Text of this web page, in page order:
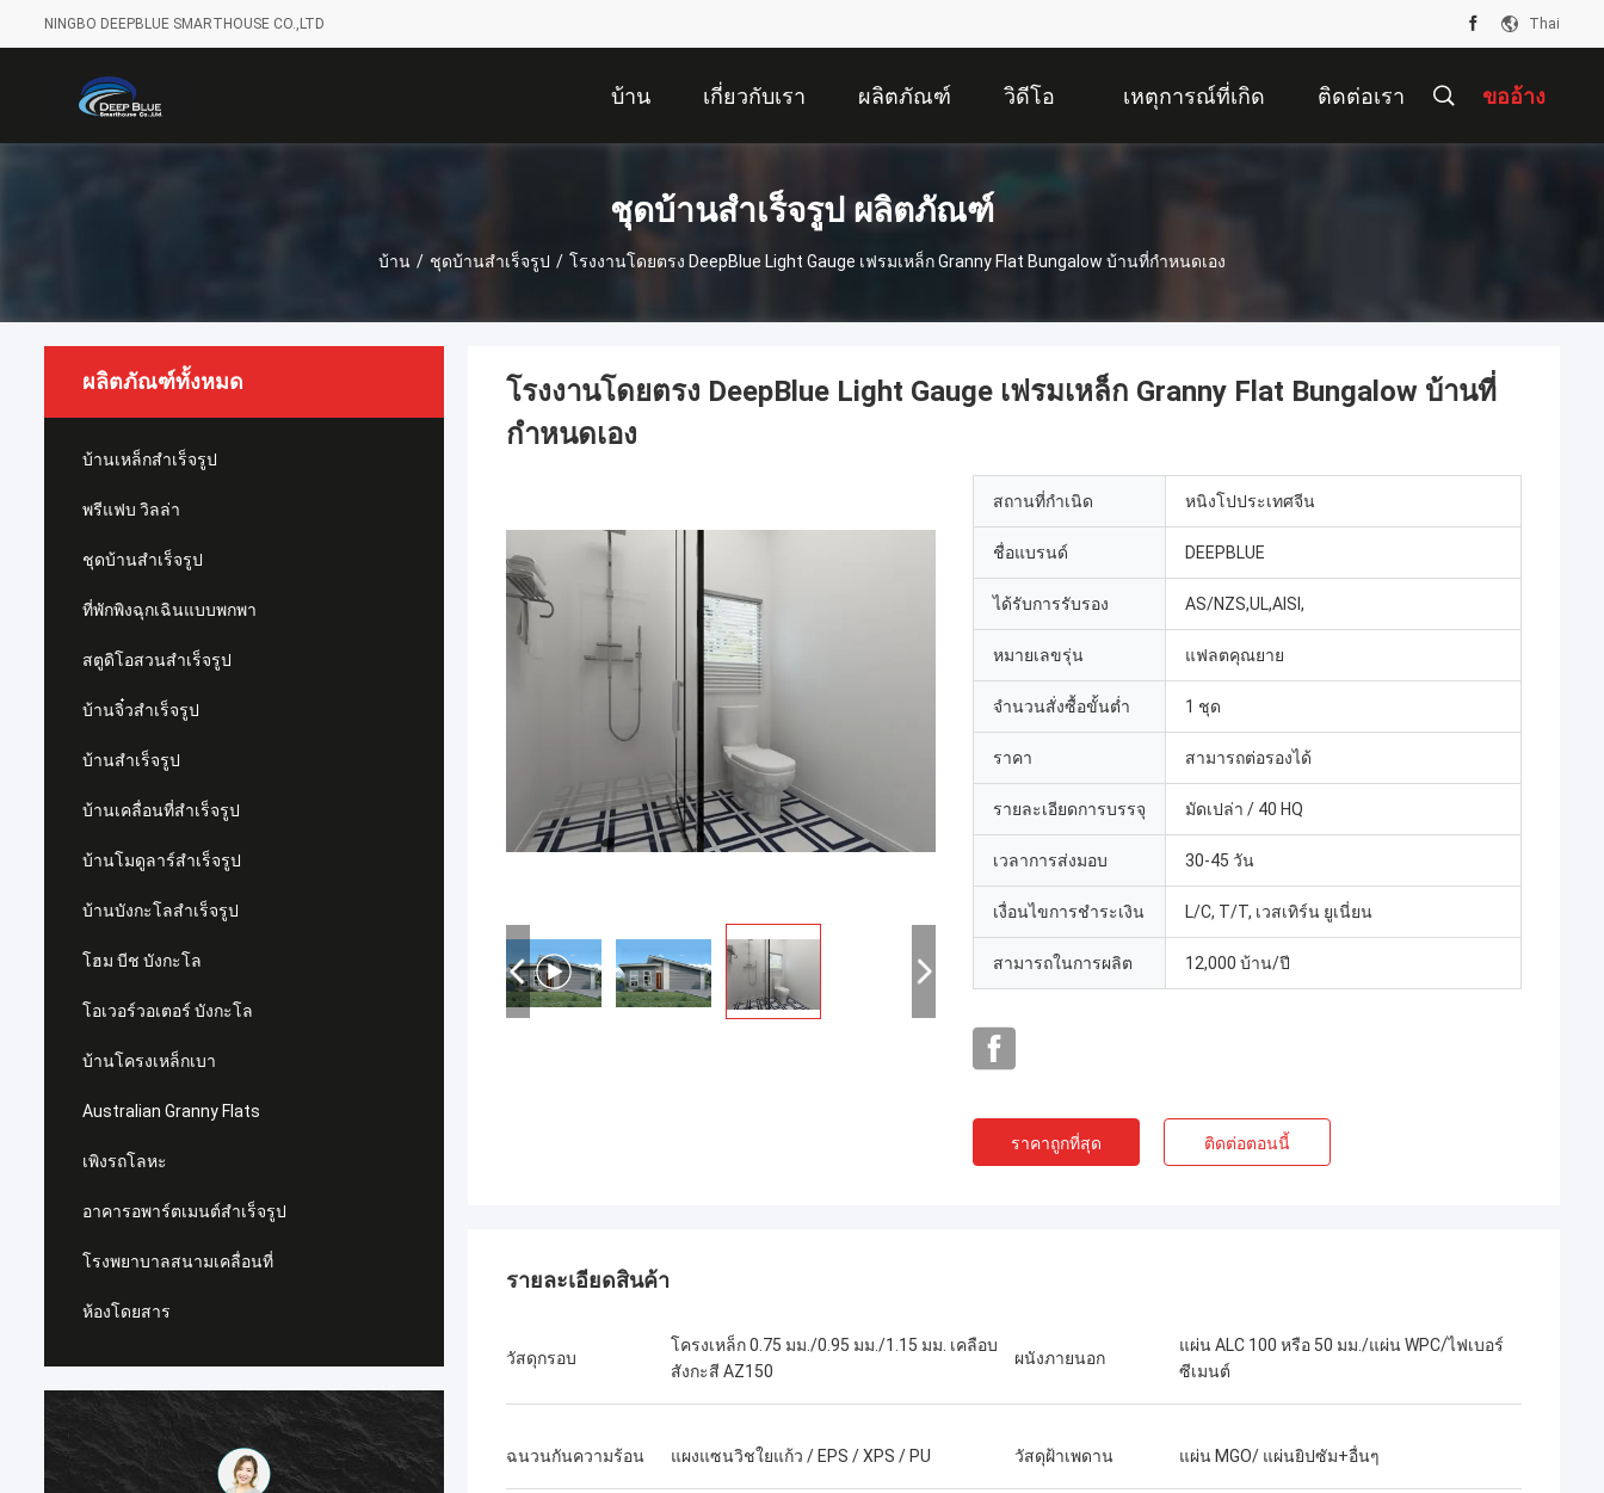
NINGBO DEEPBLUE SMARTHOUSE CO.,LTD Thai
บ้าน เกี่ยวกับเรา ผลิตภัณฑ์ วิดีโอ เหตุการณ์ที่เกิด ติดต่อเรา ขออ้าง
ชุดบ้านสำเร็จรูป ผลิตภัณฑ์
บ้าน / ชุดบ้านสำเร็จรูป / โรงงานโดยตรง DeepBlue Light Gauge เฟรมเหล็ก Granny Flat Bungalow บ้านที่กําหนดเอง
ผลิตภัณฑ์ทั้งหมด
บ้านเหล็กสำเร็จรูป
พรีแฟบ วิลล่า
ชุดบ้านสำเร็จรูป
ที่พักพิงฉุกเฉินแบบพกพา
สตูดิโอสวนสำเร็จรูป
บ้านจิ๋วสำเร็จรูป
บ้านสำเร็จรูป
บ้านเคลื่อนที่สำเร็จรูป
บ้านโมดูลาร์สำเร็จรูป
บ้านบังกะโลสำเร็จรูป
โฮม บีช บังกะโล
โอเวอร์วอเตอร์ บังกะโล
บ้านโครงเหล็กเบา
Australian Granny Flats
เพิงรถโลหะ
อาคารอพาร์ตเมนต์สำเร็จรูป
โรงพยาบาลสนามเคลื่อนที่
ห้องโดยสาร
โรงงานโดยตรง DeepBlue Light Gauge เฟรมเหล็ก Granny Flat Bungalow บ้านที่
กําหนดเอง
สถานที่กำเนิด หนิงโปประเทศจีน
ชื่อแบรนด์ DEEPBLUE
ได้รับการรับรอง AS/NZS,UL,AISI,
หมายเลขรุ่น แฟลตคุณยาย
จำนวนสั่งซื้อขั้นต่ำ 1 ชุด
ราคา สามารถต่อรองได้
รายละเอียดการบรรจุ มัดเปล่า / 40 HQ
เวลาการส่งมอบ 30-45 วัน
เงื่อนไขการชำระเงิน L/C, T/T, เวสเทิร์น ยูเนี่ยน
สามารถในการผลิต 12,000 บ้าน/ปี
ราคาถูกที่สุด ติดต่อตอนนี้
รายละเอียดสินค้า
วัสดุกรอบ
โครงเหล็ก 0.75 มม./0.95 มม./1.15 มม. เคลือบ
สังกะสี AZ150
ผนังภายนอก
แผ่น ALC 100 หรือ 50 มม./แผ่น WPC/ไฟเบอร์
ซีเมนต์
ฉนวนกันความร้อน แผงแซนวิชใยแก้ว / EPS / XPS / PU วัสดุฝ้าเพดาน แผ่น MGO/ แผ่นยิปซัม+อื่นๆ